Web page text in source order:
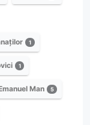
1
1
Man 5